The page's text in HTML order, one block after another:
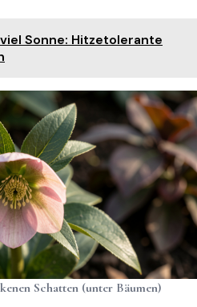
Sonne: Hitzetolerante
Schatten (unter Bäumen)